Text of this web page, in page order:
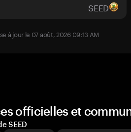
SEED
à jour le 07 août, 2026 09:13 AM
officielles et
SEED